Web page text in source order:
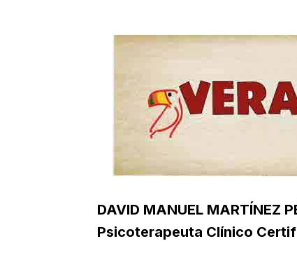
DAVID MANUEL MARTÍNEZ
Psicoterapeuta Clínico